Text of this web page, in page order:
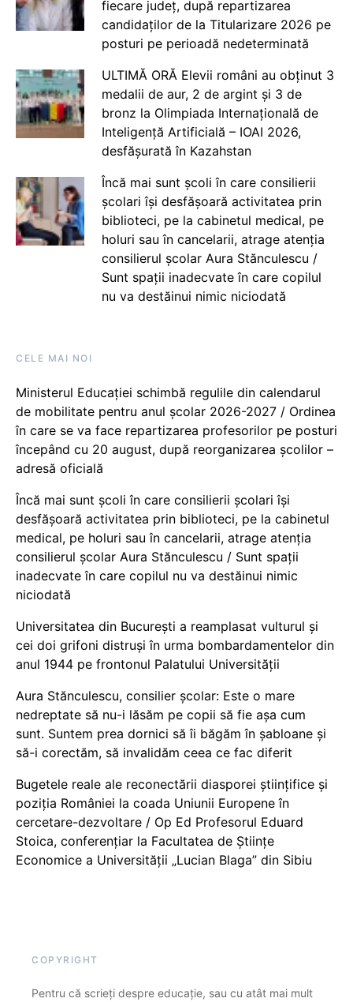
fiecare județ, după repartizarea
candidaților de la Titularizare 2026 pe
posturi pe perioadă nedeterminată
ULTIMĂ ORĂ Elevii români au obținut 3
medalii de aur, 2 de argint și 3 de
bronz la Olimpiada Internațională de
Inteligență Artificială – IOAI 2026,
desfășurată în Kazahstan
Încă mai sunt școli în care consilierii
școlari își desfășoară activitatea prin
biblioteci, pe la cabinetul medical, pe
holuri sau în cancelarii, atrage atenția
consilierul școlar Aura Stănculescu /
Sunt spații inadecvate în care copilul
nu va destăinui nimic niciodată
CELE MAI NOI
Ministerul Educației schimbă regulile din calendarul
de mobilitate pentru anul școlar 2026-2027 / Ordinea
în care se va face repartizarea profesorilor pe posturi
începând cu 20 august, după reorganizarea școlilor –
adresă oficială
Încă mai sunt școli în care consilierii școlari își
desfășoară activitatea prin biblioteci, pe la cabinetul
medical, pe holuri sau în cancelarii, atrage atenția
consilierul școlar Aura Stănculescu / Sunt spații
inadecvate în care copilul nu va destăinui nimic
niciodată
Universitatea din București a reamplasat vulturul și
cei doi grifoni distruși în urma bombardamentelor din
anul 1944 pe frontonul Palatului Universității
Aura Stănculescu, consilier școlar: Este o mare
nedreptate să nu-i lăsăm pe copii să fie așa cum
sunt. Suntem prea dornici să îi băgăm în șabloane și
să-i corectăm, să invalidăm ceea ce fac diferit
Bugetele reale ale reconectării diasporei științifice și
poziția României la coada Uniunii Europene în
cercetare-dezvoltare / Op Ed Profesorul Eduard
Stoica, conferențiar la Facultatea de Științe
Economice a Universității „Lucian Blaga” din Sibiu
COPYRIGHT
Pentru că scrieți despre educație, sau cu atât mai mult